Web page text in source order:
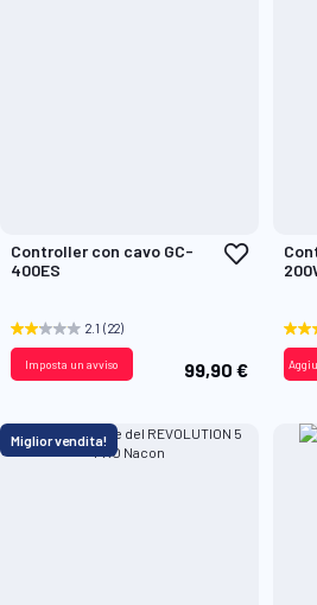
Controller con cavo GC-
400ES
Aggiungi
2.1 (22)
99,90 €
Imposta un avviso
Miglior vendita!